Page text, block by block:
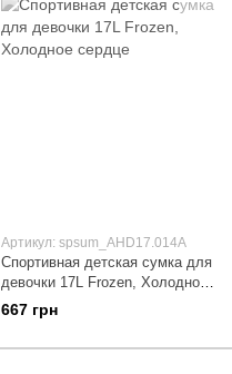
Артикул: spsum_AHD17.014A
Спортивная детская сумка для
девочки 17L Frozen, Холодное
сердце
667 грн